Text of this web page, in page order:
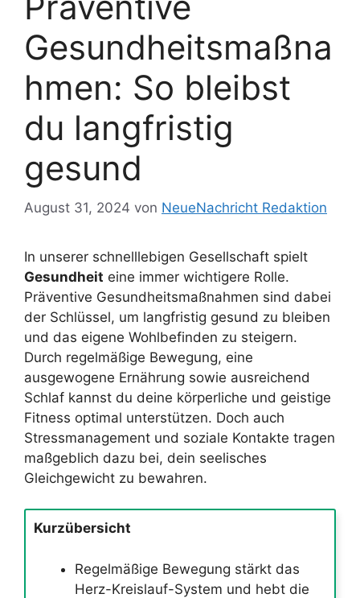
Gesundheitsmaßna
hmen: So bleibst
du langfristig
gesund
August 31, 2024 von NeueNachricht Redaktion
In unserer schnelllebigen Gesellschaft spielt
Gesundheit eine immer wichtigere Rolle.
Präventive Gesundheitsmaßnahmen sind dabei
der Schlüssel, um langfristig gesund zu bleiben
und das eigene Wohlbefinden zu steigern.
Durch regelmäßige Bewegung, eine
ausgewogene Ernährung sowie ausreichend
Schlaf kannst du deine körperliche und geistige
Fitness optimal unterstützen. Doch auch
Stressmanagement und soziale Kontakte tragen
maßgeblich dazu bei, dein seelisches
Gleichgewicht zu bewahren.
Kurzübersicht
Regelmäßige Bewegung stärkt das
Herz-Kreislauf-System und hebt die